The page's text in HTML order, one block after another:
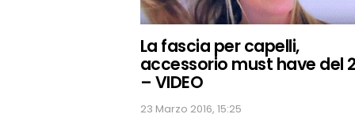
La fascia per capelli,
accessorio must have del
– VIDEO
23 Marzo 2016, 15:25